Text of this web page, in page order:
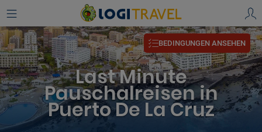
Last Minute
Pauschalreisen in
Puerto De La Cruz
BEDINGUNGEN ANSEHEN